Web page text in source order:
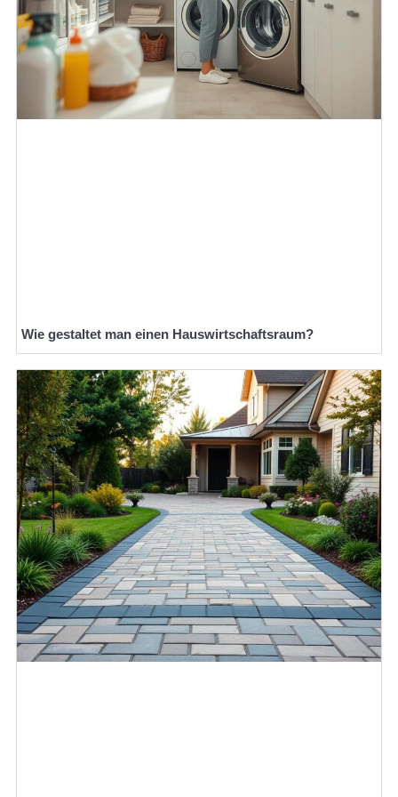
Wie gestaltet man einen Hauswirtschaftsraum?